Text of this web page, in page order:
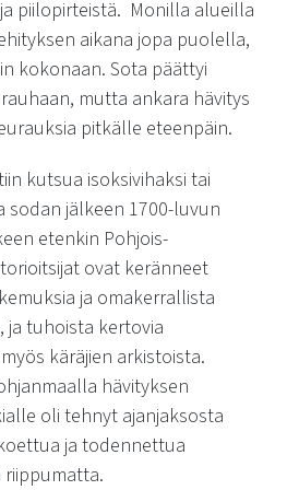
piilopirteistä. Monilla alueilla
aikana jopa puolella,
kokonaan. Sota päättyi
mutta ankara hävitys
pitkälle eteenpäin.
kutsua isoksivihaksi tai
sodan jälkeen 1700-luvun
etenkin Pohjois-
ovat keränneet
ja omakerrallista
ja tuhoista kertovia
käräjien arkistoista.
hävityksen
oli tehnyt ajanjaksosta
ja todennettua
riippumatta.